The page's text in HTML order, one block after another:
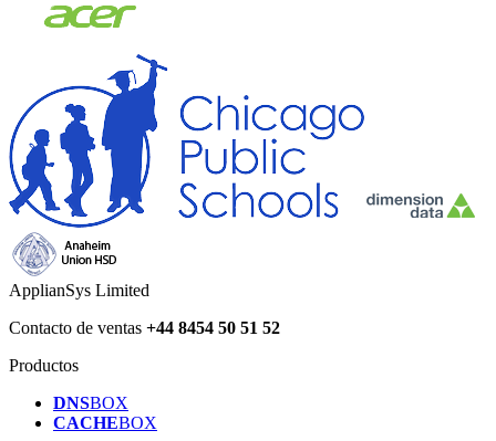
ApplianSys Limited
Contacto de ventas +44 8454 50 51 52
Productos
DNSBOX
CACHEBOX